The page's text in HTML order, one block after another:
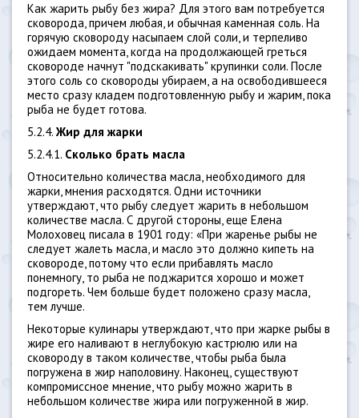
Как жарить рыбу без жира? Для этого вам потребуется
сковорода, причем любая, и обычная каменная соль. На
горячую сковороду насыпаем слой соли, и терпеливо
ожидаем момента, когда на продолжающей греться
сковороде начнут "подскакивать" крупинки соли. После
этого соль со сковороды убираем, а на освободившееся
место сразу кладем подготовленную рыбу и жарим, пока
рыба не будет готова.
5.2.4.Жир для жарки
5.2.4.1. Сколько брать масла
Относительно количества масла, необходимого для
жарки, мнения расходятся. Одни источники
утверждают, что рыбу следует жарить в небольшом
количестве масла. С другой стороны, еще Елена
Молоховец писала в 1901 году: «При жаренье рыбы не
следует жалеть масла, и масло это должно кипеть на
сковороде, потому что если прибавлять масло
понемногу, то рыба не поджарится хорошо и может
подгореть. Чем больше будет положено сразу масла,
тем лучше.
Некоторые кулинары утверждают, что при жарке рыбы в
жире его наливают в неглубокую кастрюлю или на
сковороду в таком количестве, чтобы рыба была
погружена в жир наполовину. Наконец, существуют
компромиссное мнение, что рыбу можно жарить в
небольшом количестве жира или погруженной в жир.